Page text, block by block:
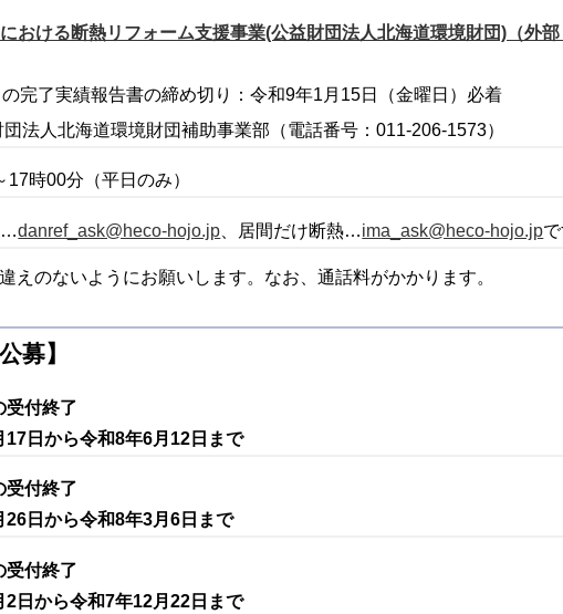
おける断熱リフォーム支援事業(公益財団法人北海道環境財団)（外
完了実績報告書の締め切り：令和9年1月15日（金曜日）必着
法人北海道環境財団補助事業部（電話番号：011-206-1573）
時00分（平日のみ）
…danref_ask@heco-hojo.jp、居間だけ断熱…ima_ask@heco-hojo.jp
えのないようにお願いします。なお、通話料がかかります。
募】
受付終了
日から令和8年6月12日まで
受付終了
日から令和8年3月6日まで
受付終了
日から令和7年12月22日まで